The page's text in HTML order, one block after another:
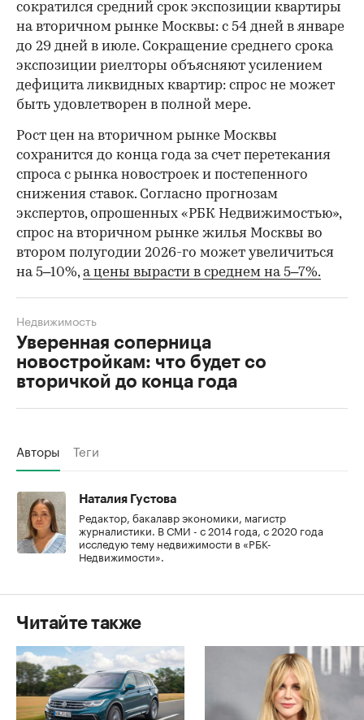
сократился средний срок экспозиции квартиры
на вторичном рынке Москвы: с 54 дней в январе
до 29 дней в июле. Сокращение среднего срока
экспозиции риелторы объясняют усилением
дефицита ликвидных квартир: спрос не может
быть удовлетворен в полной мере.
Рост цен на вторичном рынке Москвы
сохранится до конца года за счет перетекания
спроса с рынка новостроек и постепенного
снижения ставок. Согласно прогнозам
экспертов, опрошенных «РБК Недвижимостью»,
спрос на вторичном рынке жилья Москвы во
втором полугодии 2026-го может увеличиться
на 5–10%,а цены вырасти в среднем на 5–7%.
Уверенная соперница
новостройкам: что будет со
вторичкой до конца года
Недвижимость
Авторы Теги
Наталия Густова
Редактор, бакалавр экономики, магистр
журналистики. В СМИ - с 2014 года, с 2020 года
исследую тему недвижимости в «РБК-
Недвижимости».
Читайте также